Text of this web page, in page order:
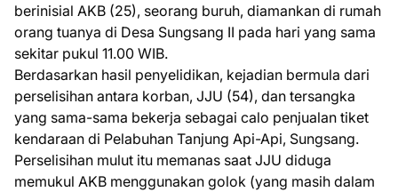
berinisial AKB (25), seorang buruh, diamankan di rumah
orang tuanya di Desa Sungsang II pada hari yang sama
sekitar pukul 11.00 WIB.
Berdasarkan hasil penyelidikan, kejadian bermula dari
perselisihan antara korban, JJU (54), dan tersangka
yang sama-sama bekerja sebagai calo penjualan tiket
kendaraan di Pelabuhan Tanjung Api-Api, Sungsang.
Perselisihan mulut itu memanas saat JJU diduga
memukul AKB menggunakan golok (yang masih dalam